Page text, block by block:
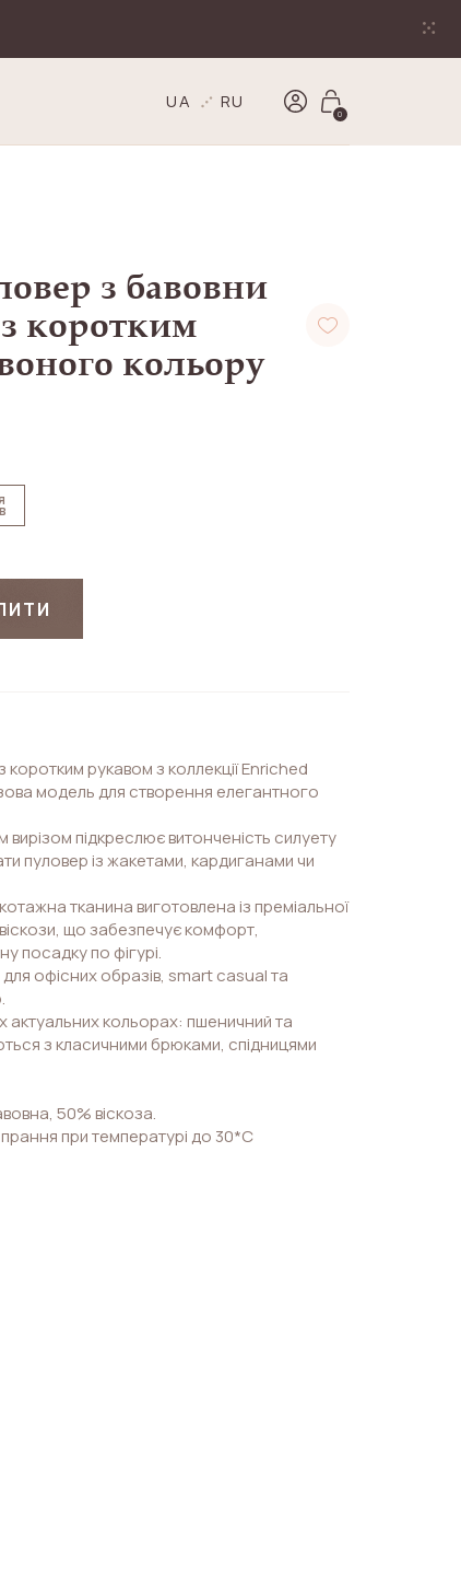
UA RU
0
з бавовни
коротким
кольору
рукавом з коллекції Enriched
модель для створення елегантного
вирізом підкреслює витонченість силуету
пуловер із жакетами, кардиганами чи
тканина виготовлена із преміальної
що забезпечує комфорт,
посадку по фігурі.
офісних образів, smart casual та
кольорах: пшеничний та
з класичними брюками, спідницями
50% віскоза.
при температурі до 30*С